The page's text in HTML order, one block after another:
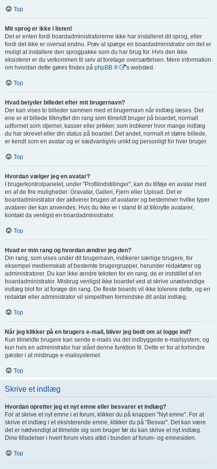
Top
Mit sprog er ikke i listen!
Det er enten fordi boardadministratorerne ikke har installeret dit sprog, eller
fordi det ikke er oversat endnu. Prøv at spørge en boardadministrator om det er
muligt at installere den sprogpakke som du har brug for. Hvis den ikke
eksisterer er du velkommen til selv at foretage oversættelsen. Mere information
om hvordan dette gøres findes på phpBB ® 's websted.
Top
Hvad betyder billedet efter mit brugernavn?
Der kan vises to billeder sammen med et brugernavn når indlæg læses. Det
ene er et billede tilknyttet din rang som tilmeldt bruger på boardet, normalt
udformet som stjerner, kasser eller prikker, som indikerer hvor mange indlæg
du har skrevet eller din status på boardet. Det andet, normalt et større billede,
er kendt som en avatar og er sædvanligvis unikt og personligt for hver bruger.
Top
Hvordan vælger jeg en avatar?
I brugerkontrolpanelet, under "Profilindstillinger", kan du tilføje en avatar med
en af de fire muligheder: Gravatar, Galleri, Fjern eller Upload. Det er
boardadministrator der aktiverer brugen af avatarer og bestemmer hvilke typer
avatarer der kan anvendes. Hvis du ikke er i stand til at tilknytte avatarer,
kontakt da venligst en boardadministrator.
Top
Hvad er min rang og hvordan ændrer jeg den?
Din rang, som vises under dit brugernavn, indikerer særlige brugere, for
eksempel medlemskab af bestemte brugergrupper, herunder redaktører og
administratorer. Du kan ikke ændre teksten for en rang, de er indstillet af en
boardadministrator. Misbrug venligst ikke boardet ved at skrive unødvendige
indlæg blot for at forøge din rang. De fleste boards vil ikke tolerere dette, og en
redaktør eller administrator vil simpelthen formindske dit antal indlæg.
Top
Når jeg klikker på en brugers e-mail, bliver jeg bedt om at logge ind?
Kun tilmeldte brugere kan sende e-mails via det indbyggede e-mailsystem, og
kun hvis en administrator har slået denne funktion til. Dette er for at forhindre
gæster i at misbruge e-mailsystemet.
Top
Skrive et indlæg
Hvordan opretter jeg et nyt emne eller besvarer et indlæg?
For at skrive et nyt emne i et forum, klikker du på knappen "Nyt emne". For at
skrive et indlæg i et eksisterende emne, klikker du på "Besvar". Det kan være
det er nødvendigt at tilmelde sig som bruger før du kan skrive et nyt indlæg.
Dine tilladelser i hvert forum vises altid i bunden af forum- og emnesiden.
Top